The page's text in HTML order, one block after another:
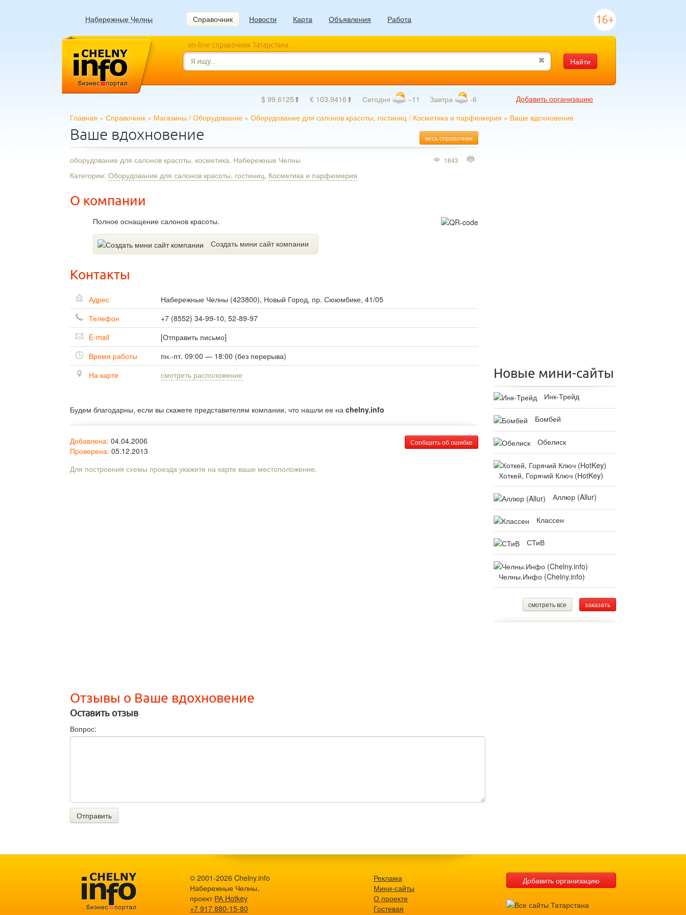
Набережные Челны Справочник Новости Карта Объявления Работа 16+
on-line справочник Татарстана
Найти
$ 99.6125⬆ € 103.9416⬆ Сегодня −11 Завтра -6
Добавить организацию
Главная » Справочник » Магазины / Оборудование » Оборудование для салонов красоты, гостиниц / Косметика и парфюмерия » Ваше вдохновение
весь справочник
Ваше вдохновение
оборудование для салонов красоты, косметика, Набережные Челны
Категории: Оборудование для салонов красоты, гостиниц, Косметика и парфюмерия
О компании
Полное оснащение салонов красоты.
Создать мини сайт компании
1843
Контакты
Адрес Набережные Челны (423800), Новый Город, пр. Сююмбике, 41/05
Телефон
+7 (8552) 34-99-10, 52-89-97
E-mail
[Отправить письмо]
Время работы
пн.-пт. 09:00 — 18:00 (без перерыва)
На карте
смотреть расположение
Будем благодарны, если вы скажете представителям компании, что нашли ее на chelny.info
Сообщить об ошибке
Добавлена: 04.04.2006
Проверена: 05.12.2013
Для построения схемы проезда укажите на карте ваше местоположение.
Отзывы о Ваше вдохновение
Оставить отзыв
Вопрос:
Отправить
Новые мини-сайты
Инк-Трейд
Бомбей
Обелиск
Хоткей, Горячий Ключ (HotKey)
Аллюр (Allur)
Классен
СТиВ
Челны.Инфо (Chelny.info)
смотреть все заказать
© 2001-2026 Chelny.info
Набережные Челны,
проект РА Hotkey
+7 917 880-15-80
Реклама
Мини-сайты
О проекте
Гостевая
Добавить организацию